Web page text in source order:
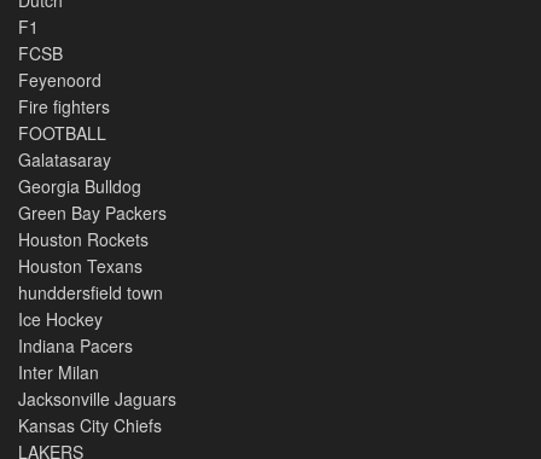
F1
FCSB
Feyenoord
Fire fighters
FOOTBALL
Galatasaray
Georgia Bulldog
Green Bay Packers
Houston Rockets
Houston Texans
hunddersfield town
Ice Hockey
Indiana Pacers
Inter Milan
Jacksonville Jaguars
Kansas City Chiefs
LAKERS